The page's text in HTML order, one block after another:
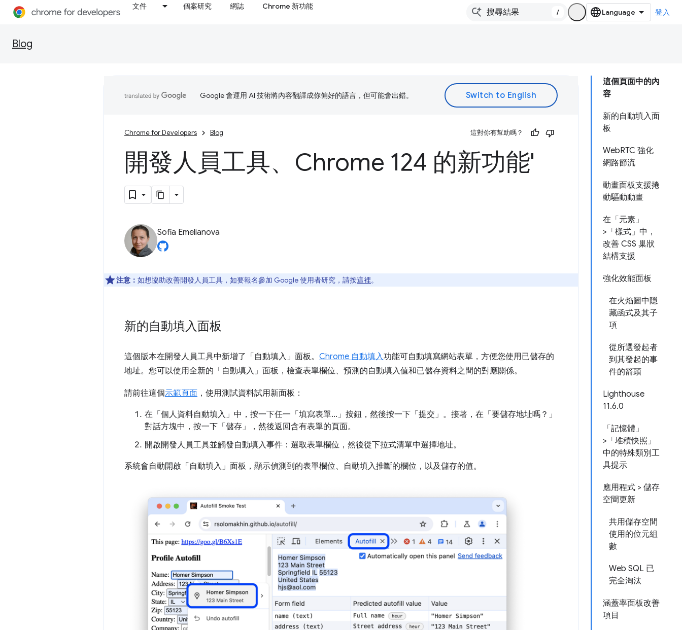
文件 個案研究 網誌 Chrome 新功能
/ 登入
Blog
這個頁面中的內
容
新的自動填入面
板
WebRTC 強化
網路節流
動畫面板支援捲
動驅動動畫
在「元素」
>「樣式」中，
改善 CSS 巢狀
結構支援
強化效能面板
在火焰圖中隱
藏函式及其子
項
從所選發起者
到其發起的事
件的箭頭
Lighthouse
11.6.0
「記憶體」
>「堆積快照」
中的特殊類別工
具提示
應用程式 > 儲存
空間更新
共用儲存空間
使用的位元組
數
Web SQL 已
完全淘汰
涵蓋率面板改善
項目
Google 會運用 AI 技術將內容翻譯成你偏好的語言，但可能會出錯。
Chrome for Developers Blog 這對你有幫助嗎？
開發人員工具、Chrome 124 的新功能'
Sofia Emelianova
注意： 如想協助改善開發人員工具，如要報名參加 Google 使用者研究，請按這裡。
新的自動填入面板
這個版本在開發人員工具中新增了「自動填入」 面板。 Chrome 自動填入功能可自動填寫網站表單，方便您使用已儲存的
地址。您可以使用全新的「自動填入」 面板，檢查表單欄位、預測的自動填入值和已儲存資料之間的對應關係。
請前往這個示範頁面 ，使用測試資料試用新面板：
在「個人資料自動填入」 中，按一下任一「填寫表單...」 按鈕，然後按一下「提交」 。接著，在「要儲存地址嗎？」
對話方塊中，按一下「儲存」
，然後返回含有表單的頁面。
開啟開發人員工具並觸發自動填入事件：選取表單欄位，然後從下拉式清單中選擇地址。
系統會自動開啟「自動填入」 面板，顯示偵測到的表單欄位、自動填入推斷的欄位，以及儲存的值。